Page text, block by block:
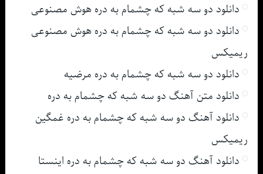
دانلود دو سه شبه که چشمام به دره هوش مصنوعی
دانلود دو سه شبه که چشمام به دره هوش مصنوعی
ریمیکس
دانلود دو سه شبه که چشمام به دره مرضیه
دانلود متن آهنگ دو سه شبه که چشمام به دره
دانلود آهنگ دو سه شبه که چشمام به دره غمگین
ریمیکس
دانلود آهنگ دو سه شبه که چشمام به دره اینستا